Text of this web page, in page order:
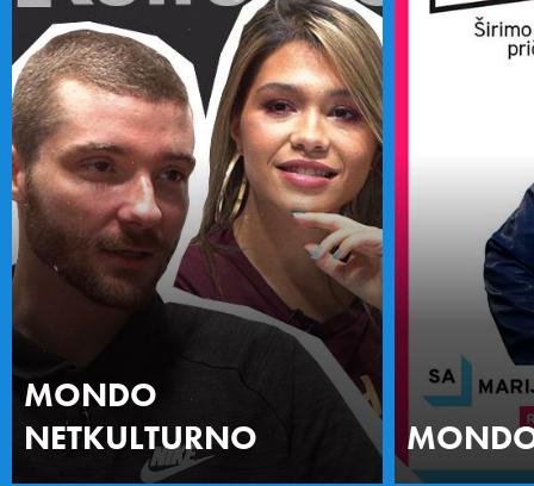
MONDO
NETKULTURNO